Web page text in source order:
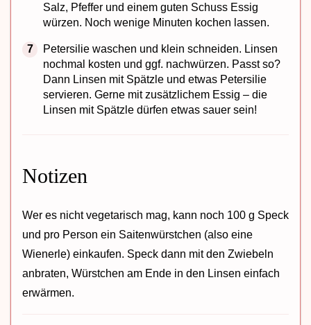
Salz, Pfeffer und einem guten Schuss Essig
würzen. Noch wenige Minuten kochen lassen.
Petersilie waschen und klein schneiden. Linsen
nochmal kosten und ggf. nachwürzen. Passt so?
Dann Linsen mit Spätzle und etwas Petersilie
servieren. Gerne mit zusätzlichem Essig – die
Linsen mit Spätzle dürfen etwas sauer sein!
Notizen
Wer es nicht vegetarisch mag, kann noch 100 g Speck
und pro Person ein Saitenwürstchen (also eine
Wienerle) einkaufen. Speck dann mit den Zwiebeln
anbraten, Würstchen am Ende in den Linsen einfach
erwärmen.